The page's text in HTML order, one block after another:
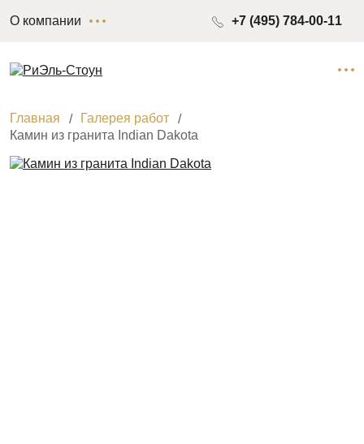
О компании +7 (495) 784-00-11
Главная
Галерея работ
Камин из гранита Indian Dakota